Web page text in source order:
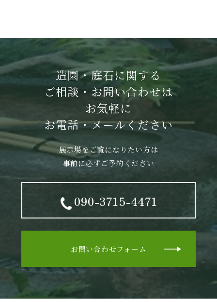
造園・庭石に関する
ご相談・お問い合わせは
お気軽に
お電話・メールください
展示場をご覧になりたい方は
事前に必ずご予約ください
090-3715-4471
お問い合わせフォーム